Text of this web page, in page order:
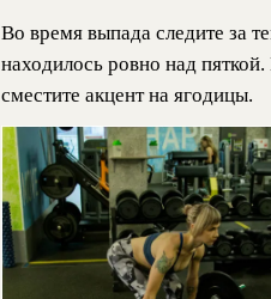
Во время выпада следите за
находилось ровно над
сместите акцент на ягодицы.